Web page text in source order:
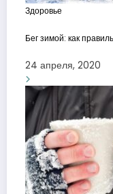
Здоровье
Бег зимой: как
24 апреля, 2020